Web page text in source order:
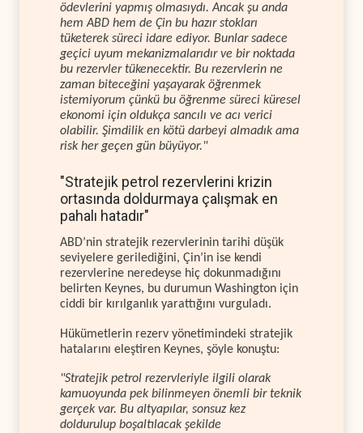
ödevlerini yapmış olmasıydı. Ancak şu anda
hem ABD hem de Çin bu hazır stokları
tüketerek süreci idare ediyor. Bunlar sadece
geçici uyum mekanizmalarıdır ve bir noktada
bu rezervler tükenecektir. Bu rezervlerin ne
zaman biteceğini yaşayarak öğrenmek
istemiyorum çünkü bu öğrenme süreci küresel
ekonomi için oldukça sancılı ve acı verici
olabilir. Şimdilik en kötü darbeyi almadık ama
risk her geçen gün büyüyor."
"Stratejik petrol rezervlerini krizin
ortasında doldurmaya çalışmak en
pahalı hatadır"
ABD’nin stratejik rezervlerinin tarihi düşük
seviyelere gerilediğini, Çin’in ise kendi
rezervlerine neredeyse hiç dokunmadığını
belirten Keynes, bu durumun Washington için
ciddi bir kırılganlık yarattığını vurguladı.
Hükümetlerin rezerv yönetimindeki stratejik
hatalarını eleştiren Keynes, şöyle konuştu:
"Stratejik petrol rezervleriyle ilgili olarak
kamuoyunda pek bilinmeyen önemli bir teknik
gerçek var. Bu altyapılar, sonsuz kez
doldurulup boşaltılacak şekilde